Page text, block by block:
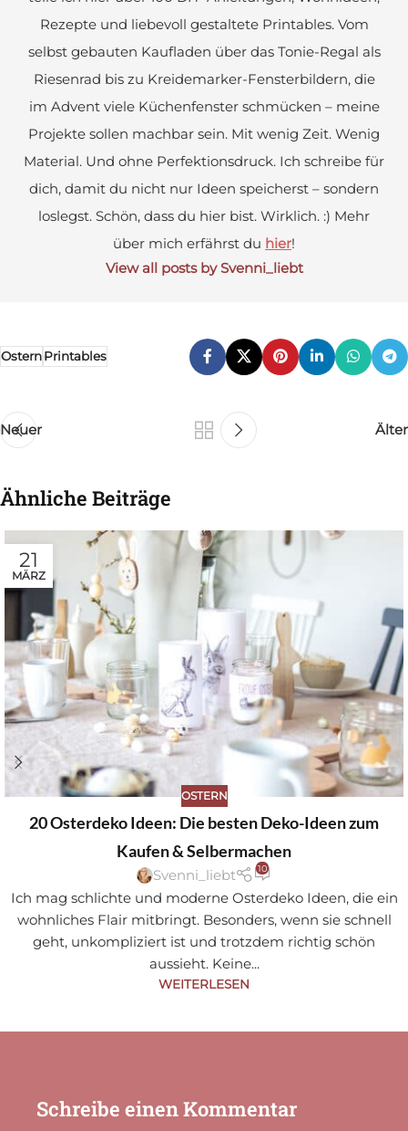
Rezepte und liebevoll gestaltete Printables. Vom
selbst gebauten Kaufladen über das Tonie-Regal als
Riesenrad bis zu Kreidemarker-Fensterbildern, die
im Advent viele Küchenfenster schmücken – meine
Projekte sollen machbar sein. Mit wenig Zeit. Wenig
Material. Und ohne Perfektionsdruck. Ich schreibe für
dich, damit du nicht nur Ideen speicherst – sondern
loslegst. Schön, dass du hier bist. Wirklich. :) Mehr
über mich erfährst du hier!
View all posts by Svenni_liebt
OsternPrintables
Neuer Älter
Ähnliche Beiträge
21
MÄRZ
OSTERN
20 Osterdeko Ideen: Die besten Deko-Ideen zum
Kaufen & Selbermachen
Svenni_liebt 10
Ich mag schlichte und moderne Osterdeko Ideen, die ein
wohnliches Flair mitbringt. Besonders, wenn sie schnell
geht, unkompliziert ist und trotzdem richtig schön
aussieht. Keine...
WEITERLESEN
Schreibe einen Kommentar